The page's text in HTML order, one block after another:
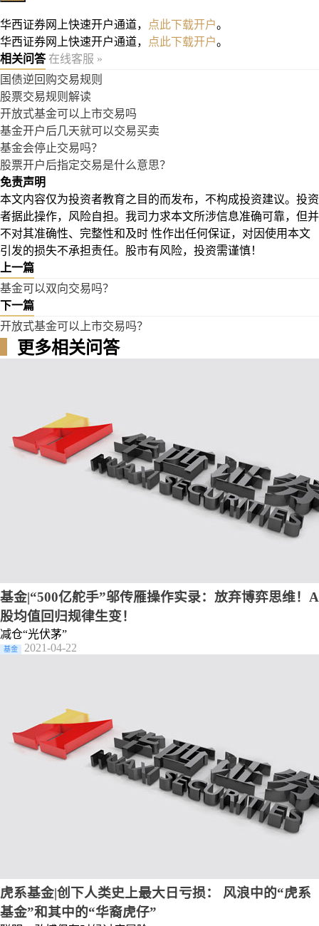
华西证券网上快速开户通道， 点此下载开户。
华西证券网上快速开户通道，
点此下载开户。
相关问答 在线客服 »
国债逆回购交易规则
股票交易规则解读
开放式基金可以上市交易吗
基金开户后几天就可以交易买卖
基金会停止交易吗？
股票开户后指定交易是什么意思？
免责声明
本文内容仅为投资者教育之目的而发布，不构成投资建议。投资
者据此操作，风险自担。我司力求本文所涉信息准确可靠，但并
不对其准确性、完整性和及时 性作出任何保证，对因使用本文
引发的损失不承担责任。股市有风险，投资需谨慎！
上一篇
基金可以双向交易吗？
下一篇
开放式基金可以上市交易吗？
更多相关问答
基金|“500亿舵手”邬传雁操作实录：放弃博弈思维！A
股均值回归规律生变！
减仓“光伏茅”
基金 2021-04-22
虎系基金|创下人类史上最大日亏损： 风浪中的“虎系
基金”和其中的“华裔虎仔”